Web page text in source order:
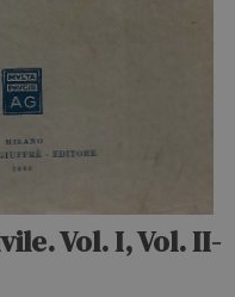
Vol. I, Vol. II-